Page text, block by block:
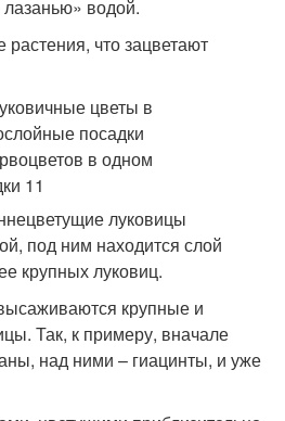
водой.
что зацветают
луковицы
под ним находится слой
крупных луковиц.
крупные и
Так, к примеру, вначале
над ними – гиацинты, и уже